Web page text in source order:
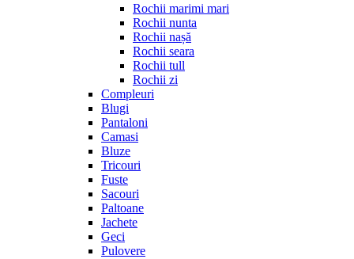
Rochii marimi mari
Rochii nunta
Rochii nașă
Rochii seara
Rochii tull
Rochii zi
Compleuri
Blugi
Pantaloni
Camasi
Bluze
Tricouri
Fuste
Sacouri
Paltoane
Jachete
Geci
Pulovere